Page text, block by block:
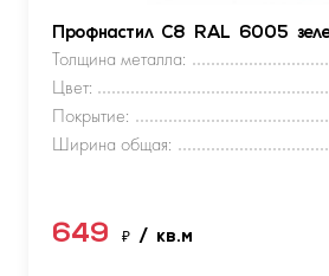
Профнастил С8 RAL 6005
Толщина металла:
Цвет:
Покрытие:
Ширина общая:
649 ₽ / кв.м